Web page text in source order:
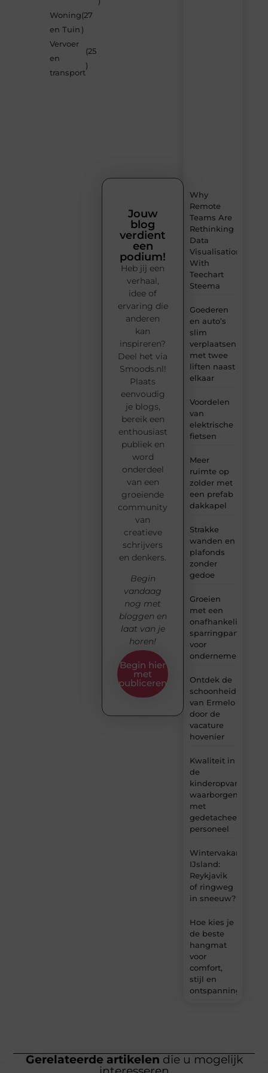
Woning
en Tuin
(27
)
Vervoer
en
transport
(25
)
Why
Remote
Teams Are
Rethinking
Data
Visualisation
With
Teechart
Steema
Goederen
en auto’s
slim
verplaatsen
met twee
liften naast
elkaar
Voordelen
van
elektrische
fietsen
Meer
ruimte op
zolder met
een prefab
dakkapel
Strakke
wanden en
plafonds
zonder
gedoe
Groeien
met een
onafhankelijke
sparringpartner
voor
ondernemers
Ontdek de
schoonheid
van Ermelo
door de
vacature
hovenier
Kwaliteit in
de
kinderopvang
waarborgen
met
gedetacheerd
personeel
Wintervakantie
IJsland:
Reykjavik
of ringweg
in sneeuw?
Hoe kies je
de beste
hangmat
voor
comfort,
stijl en
ontspanning?
Jouw
blog
verdient
een
podium!
Heb jij een
verhaal,
idee of
ervaring die
anderen
kan
inspireren?
Deel het via
Smoods.nl!
Plaats
eenvoudig
je blogs,
bereik een
enthousiast
publiek en
word
onderdeel
van een
groeiende
community
van
creatieve
schrijvers
en denkers.
Begin
vandaag
nog met
bloggen en
laat van je
horen!
Begin hier
met
publiceren
Gerelateerde artikelen die u mogelijk